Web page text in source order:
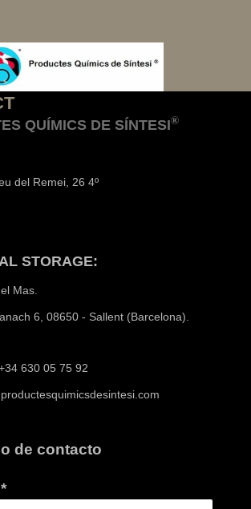
QUÍMICS DE SÍNTESI®
del Remei, 26 4º
STORAGE:
Mas.
6, 08650 - Sallent (Barcelona).
630 05 75 92
de contacto
*